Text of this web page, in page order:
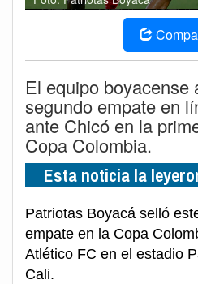
El equipo boyacense
segundo empate en
ante Chicó en la
Copa Colombia.
Esta noticia la
Patriotas Boyacá selló
empate en la Copa
Atlético FC en el estadio
Cali.